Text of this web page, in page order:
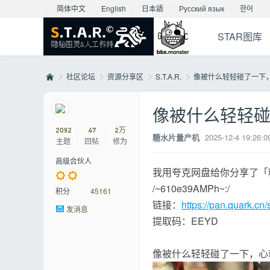
简体中文 English 日本語 Русский язык 한어
STAR图库
»
社区论坛
›
资源分享区 S.T.A.R. 像被什么轻轻碰了一下
2092
主题
47
回帖
2万
修为
高级合伙人
积分
45161
发消息
像被什么轻轻
糖水片量产机 2025-12-4
我用夸克网盘给你分享了
/~610e39AMPh~:/
链接： https://
提取码：EEYD
像被什么轻轻碰了一下，